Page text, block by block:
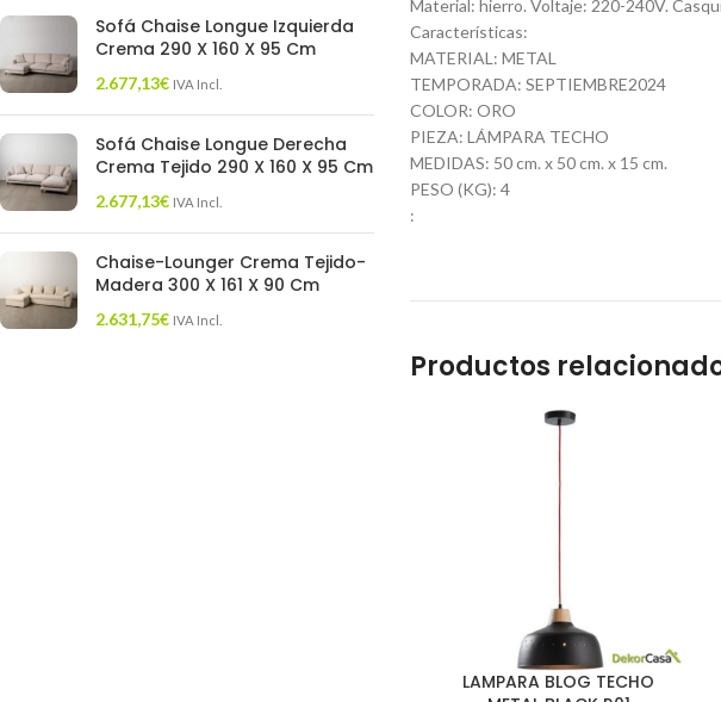
Sofá Chaise Longue Izquierda
Crema 290 X 160 X 95 Cm
2.677,13€ IVA Incl.
Sofá Chaise Longue Derecha
Crema Tejido 290 X 160 X 95 Cm
2.677,13€ IVA Incl.
Chaise-Lounger Crema Tejido-
Madera 300 X 161 X 90 Cm
2.631,75€ IVA Incl.
Material: hierro. Voltaje: 220-240V.
Características:
MATERIAL: METAL
TEMPORADA: SEPTIEMBRE2024
COLOR: ORO
PIEZA: LÁMPARA TECHO
MEDIDAS: 50 cm. x 50 cm. x 15 cm.
PESO (KG): 4
:
Productos
LAMPARA BLOG TECHO